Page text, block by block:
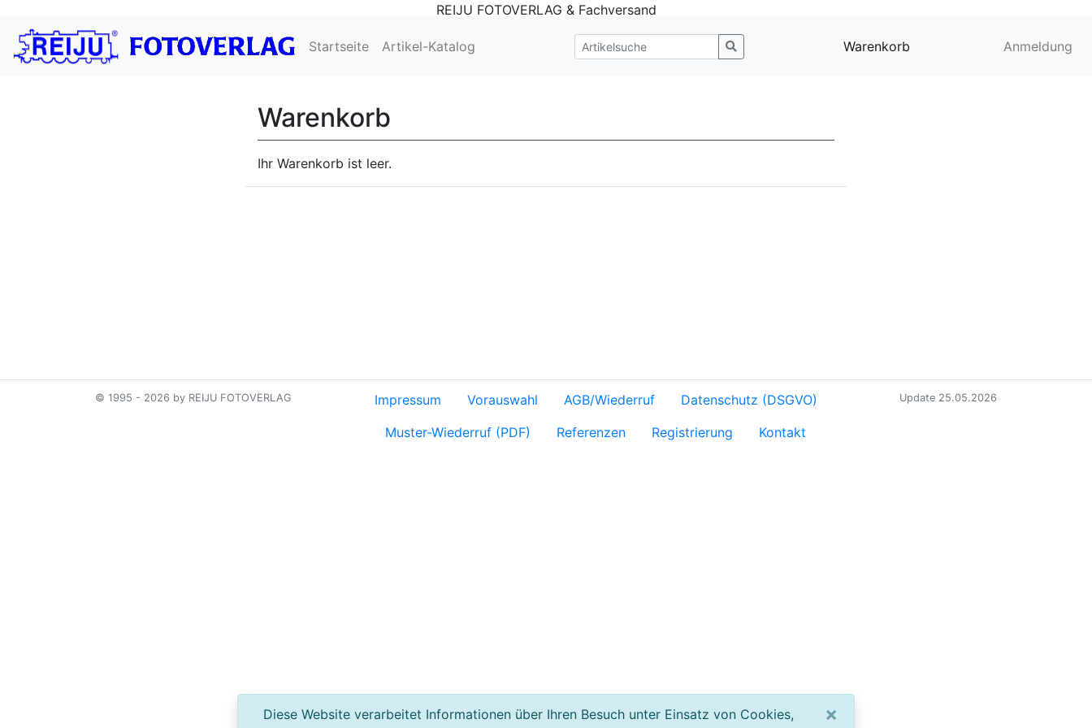
REIJU FOTOVERLAG & Fachversand
Startseite Artikel-Katalog Warenkorb Anmeldung
Warenkorb
Ihr Warenkorb ist leer.
Diese Website verarbeitet Informationen über Ihren Besuch unter Einsatz von Cookies,
×
Update 25.05.2026
© 1995 - 2026 by REIJU FOTOVERLAG Impressum Vorauswahl AGB/Wiederruf
Datenschutz (DSGVO)
Muster-Wiederruf (PDF)
Referenzen Registrierung Kontakt